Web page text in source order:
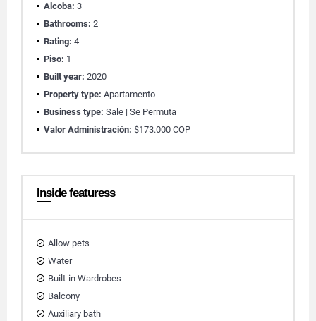
Alcoba: 3
Bathrooms: 2
Rating: 4
Piso: 1
Built year: 2020
Property type: Apartamento
Business type: Sale | Se Permuta
Valor Administración: $173.000 COP
Inside featuress
Allow pets
Water
Built-in Wardrobes
Balcony
Auxiliary bath